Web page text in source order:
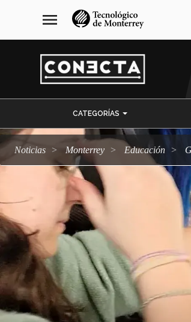
navegación
principal
menu
CATEGORÍAS
Noticias Monterrey Educación